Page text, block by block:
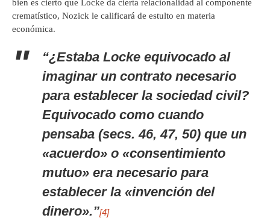
bien es cierto que Locke da cierta relacionalidad al componente
crematístico, Nozick le calificará de estulto en materia
económica.
“¿Estaba Locke equivocado al
imaginar un contrato necesario
para establecer la sociedad civil?
Equivocado como cuando
pensaba (secs. 46, 47, 50) que un
«acuerdo» o «consentimiento
mutuo» era necesario para
establecer la «invención del
dinero».”[4]